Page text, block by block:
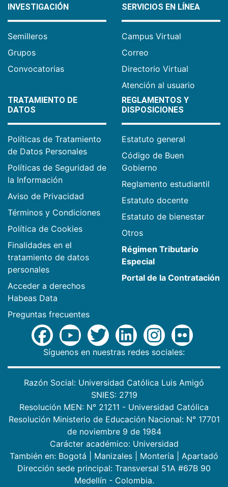
INVESTIGACIÓN
Semilleros
Grupos
Convocatorias
SERVICIOS EN LÍNEA
Campus Virtual
Correo
Directorio Virtual
Atención al usuario
TRATAMIENTO DE
DATOS
Políticas de Tratamiento
de Datos Personales
Políticas de Seguridad de
la Información
Aviso de Privacidad
Términos y Condiciones
Política de Cookies
Finalidades en el
tratamiento de datos
personales
Acceder a derechos
Habeas Data
Preguntas frecuentes
REGLAMENTOS Y
DISPOSICIONES
Estatuto general
Código de Buen
Gobierno
Reglamento estudiantil
Estatuto docente
Estatuto de bienestar
Otros
Régimen Tributario
Especial
Portal de la Contratación
Síguenos en nuestras redes sociales:
Razón Social: Universidad Católica Luis Amigó
SNIES: 2719
Resolución MEN: N° 21211 - Universidad Católica
Resolución Ministerio de Educación Nacional: N° 17701
de noviembre 9 de 1984
Carácter académico: Universidad
También en: Bogotá Manizales Montería
Apartadó
Dirección sede principal: Transversal 51A #67B 90
Medellín - Colombia.